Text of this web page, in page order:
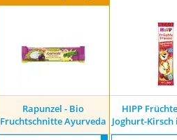
Rapunzel - Bio
Fruchtschnitte Ayurveda
HIPP
Joghurt-